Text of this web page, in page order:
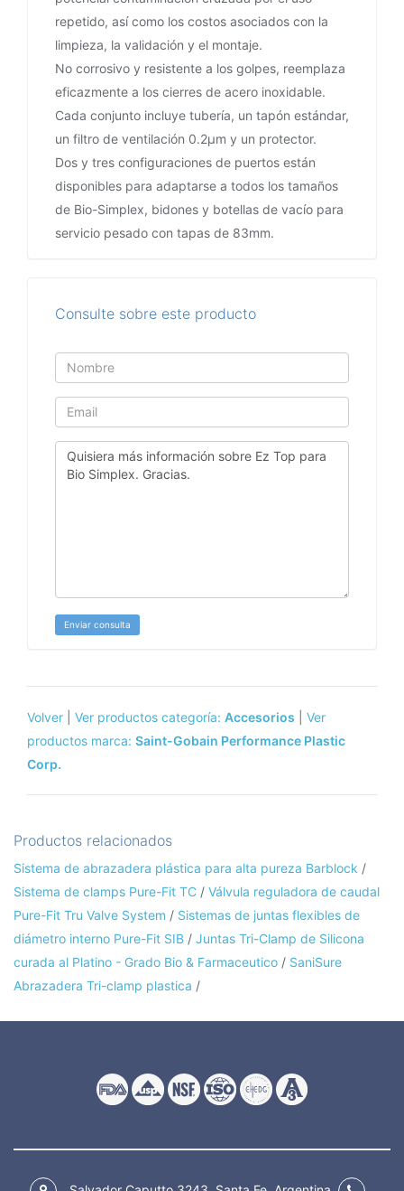
repetido, así como los costos asociados con la
limpieza, la validación y el montaje.
No corrosivo y resistente a los golpes, reemplaza
eficazmente a los cierres de acero inoxidable.
Cada conjunto incluye tubería, un tapón estándar,
un filtro de ventilación 0.2μm y un protector.
Dos y tres configuraciones de puertos están
disponibles para adaptarse a todos los tamaños
de Bio-Simplex, bidones y botellas de vacío para
servicio pesado con tapas de 83mm.
Consulte sobre este producto
Enviar consulta
Volver Ver productos categoría: Accesorios
Ver
productos marca: Saint-Gobain Performance Plastic
Corp.
Productos relacionados
Sistema de abrazadera plástica para alta pureza Barblock /
Sistema de clamps Pure-Fit TC / Válvula reguladora de caudal
Pure-Fit Tru Valve System / Sistemas de juntas flexibles de
diámetro interno Pure-Fit SIB / Juntas Tri-Clamp de Silicona
curada al Platino - Grado Bio & Farmaceutico / SaniSure
Abrazadera Tri-clamp plastica /